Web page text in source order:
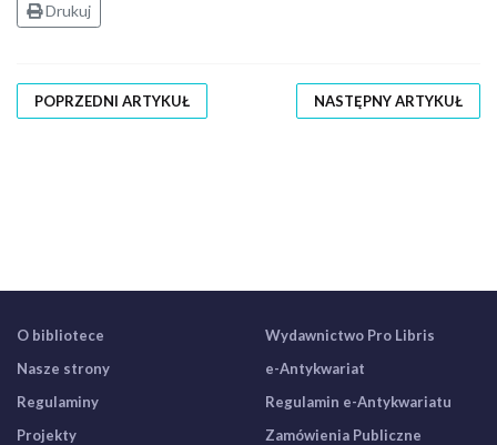
Drukuj
POPRZEDNI ARTYKUŁ NASTĘPNY ARTYKUŁ
O bibliotece
Nasze strony
Regulaminy
Projekty
Wydawnictwo Pro Libris
e-Antykwariat
Regulamin e-Antykwariatu
Zamówienia Publiczne